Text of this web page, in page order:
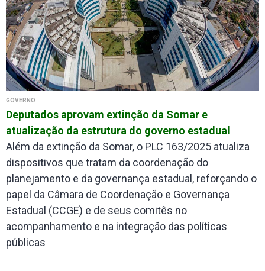
GOVERNO
Deputados aprovam extinção da Somar e
atualização da estrutura do governo estadual
Além da extinção da Somar, o PLC 163/2025 atualiza
dispositivos que tratam da coordenação do
planejamento e da governança estadual, reforçando o
papel da Câmara de Coordenação e Governança
Estadual (CCGE) e de seus comitês no
acompanhamento e na integração das políticas
públicas